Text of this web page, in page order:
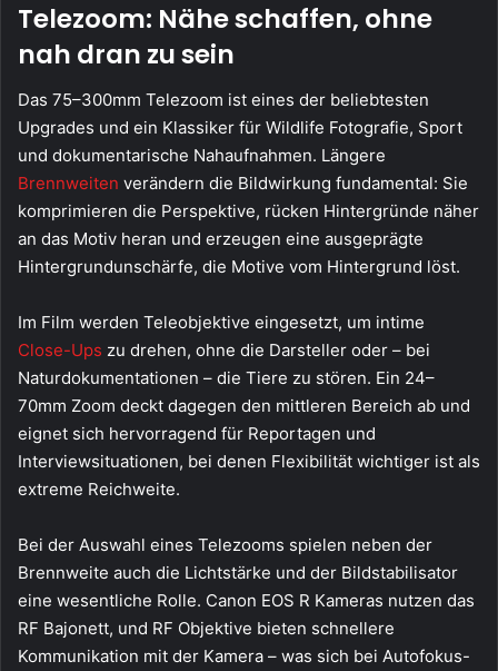
Telezoom: Nähe schaffen, ohne
nah dran zu sein
Das 75–300mm Telezoom ist eines der beliebtesten
Upgrades und ein Klassiker für Wildlife Fotografie, Sport
und dokumentarische Nahaufnahmen. Längere
Brennweiten verändern die Bildwirkung fundamental: Sie
komprimieren die Perspektive, rücken Hintergründe näher
an das Motiv heran und erzeugen eine ausgeprägte
Hintergrundunschärfe, die Motive vom Hintergrund löst.
Im Film werden Teleobjektive eingesetzt, um intime
Close-Ups zu drehen, ohne die Darsteller oder – bei
Naturdokumentationen – die Tiere zu stören. Ein 24–
70mm Zoom deckt dagegen den mittleren Bereich ab und
eignet sich hervorragend für Reportagen und
Interviewsituationen, bei denen Flexibilität wichtiger ist als
extreme Reichweite.
Bei der Auswahl eines Telezooms spielen neben der
Brennweite auch die Lichtstärke und der Bildstabilisator
eine wesentliche Rolle. Canon EOS R Kameras nutzen das
RF Bajonett, und RF Objektive bieten schnellere
Kommunikation mit der Kamera – was sich bei Autofokus-